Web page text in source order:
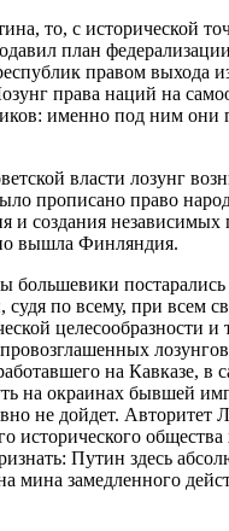
то, с исторической
план
правом выхода
права наций на
именно под ним
власти лозунг
прописано право
и создания
вышла Финляндия.
большевики
по всему, при всем
целесообразности
на
на окраинах бывшей
не дойдет.
исторического
Путин здесь
мина замедленного